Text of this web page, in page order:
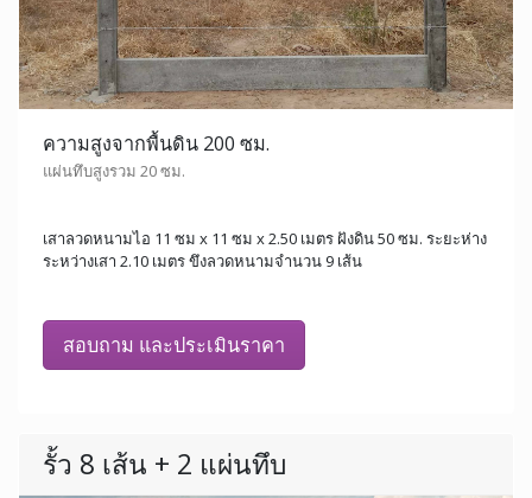
ความสูงจากพื้นดิน 200 ซม.
แผ่นทึบสูงรวม 20 ซม.
เสาลวดหนามไอ 11 ซม x 11 ซม x 2.50 เมตร ฝังดิน 50 ซม. ระยะห่าง
ระหว่างเสา 2.10 เมตร ขึงลวดหนามจำนวน 9 เส้น
สอบถาม และประเมินราคา
รั้ว 8 เส้น + 2 แผ่นทึบ